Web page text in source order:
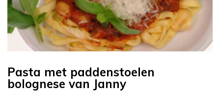
Pasta met paddenstoelen
bolognese van Janny